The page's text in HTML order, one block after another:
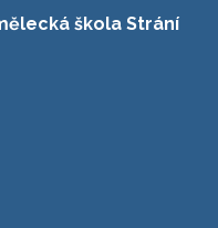
škola Strání